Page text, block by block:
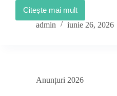
Citește mai mult
Întâlnire
publică
admin iunie 26, 2026
Anunțuri 2026